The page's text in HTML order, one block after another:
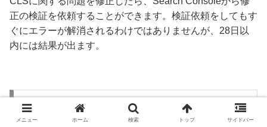
正の検証を依頼することができます。検証依頼をしてもす
ぐにエラーが解消されるわけではありませんが、28日以
内には結果が出ます。
まとめ
メニュー ホーム 検索 トップ サイドバー